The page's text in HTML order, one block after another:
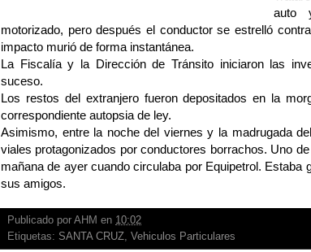
auto
motorizado, pero después el conductor se estrelló
impacto murió de forma instantánea.
La Fiscalía y la Dirección de Tránsito iniciaron las
suceso.
Los restos del extranjero fueron depositados en la
correspondiente autopsia de ley.
Asimismo, entre la noche del viernes y la madrugada
viales protagonizados por conductores borrachos. Uno
mañana de ayer cuando circulaba por Equipetrol. Estaba
sus amigos.
Publicado por AHM en 10:02
Etiquetas: SANTA CRUZ, Vehiculos Particulares